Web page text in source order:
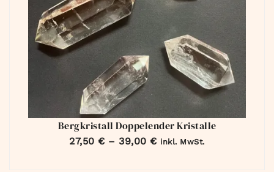
Bergkristall Doppelender Kristalle
27,50 € –39,00 € inkl. MwSt.